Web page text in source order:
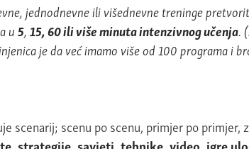
jednodnevne ili višednevne treninge
u5,15, 60 ili više minuta intenzivnog učenja.
je da već imamo više od 100 programa i
scenarij; scenu po scenu, primjer po primjer,